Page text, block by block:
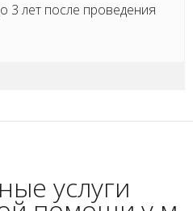
3 лет после проведения
услуги